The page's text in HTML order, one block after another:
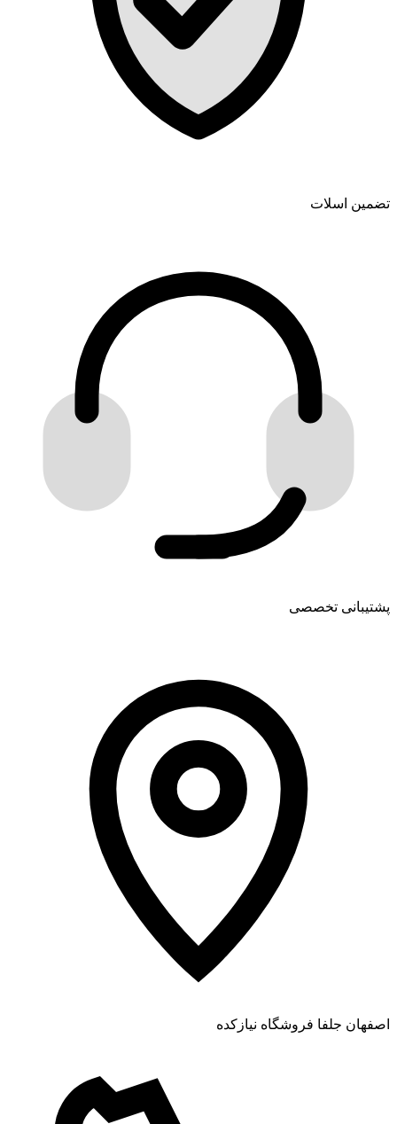
تضمین اسلات
پشتیبانی تخصصی
اصفهان جلفا فروشگاه نیازکده